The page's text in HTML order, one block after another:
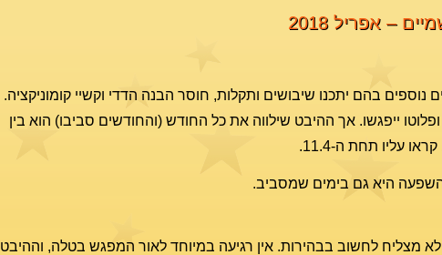
– אפריל 2018
בהם יתכנו שיבושים ותקלות, חוסר הבנה הדדי וקשיי קומוניקציה.
ייפגשו. אך ההיבט שילווה את כל החודש (והחודשים סביבו) הוא בין
עליו תחת ה-11.4.
היא גם בימים שמסביב.
לחשוב בבהירות. אין רגיעה במיוחד לאור המפגש בטלה, וההיבט